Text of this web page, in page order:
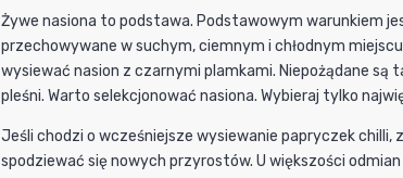
Żywe nasiona to podstawa. Podstawowym warunkiem
przechowywane w suchym, ciemnym i chłodnym
wysiewać nasion z czarnymi plamkami. Niepożądane są
pleśni. Warto selekcjonować nasiona. Wybieraj tylko
Jeśli chodzi o wcześniejsze wysiewanie papryczek chilli,
spodziewać się nowych przyrostów. U większości